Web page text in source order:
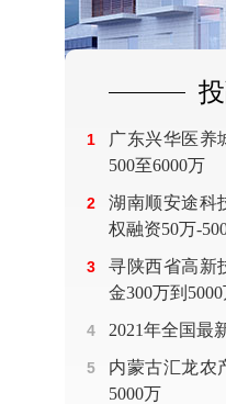
1
广东兴华医养
500至6000万
2
湖南顺安途科
权融资50万-
3
寻陕西省高新
金300万到
4 2021年全国最
5
内蒙古汇龙农
5000万